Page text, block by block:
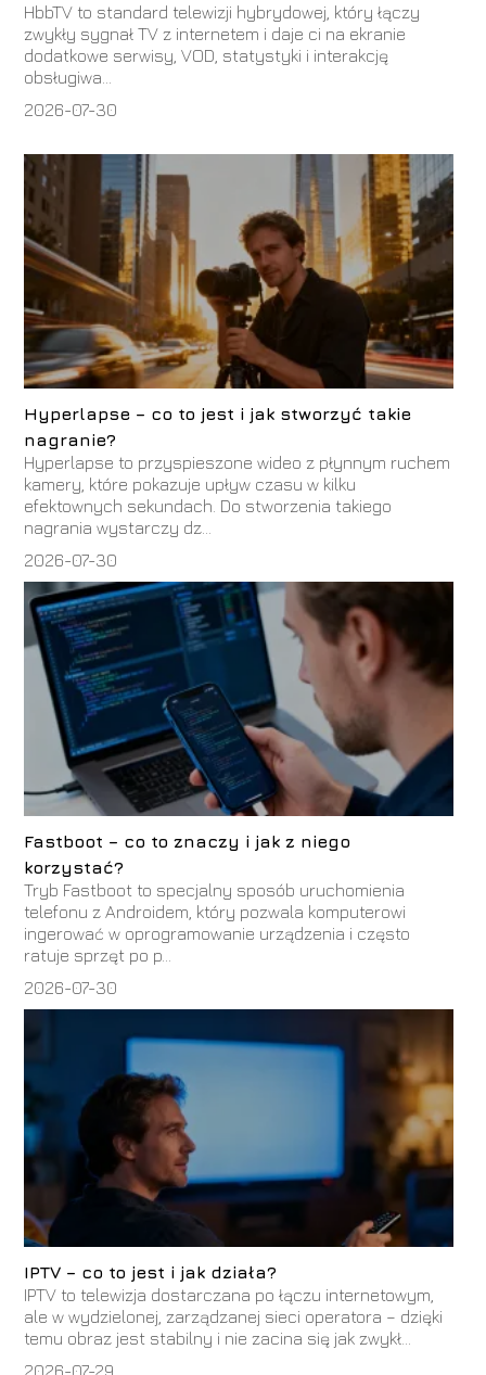
HbbTV to standard telewizji hybrydowej, który łączy
zwykły sygnał TV z internetem i daje ci na ekranie
dodatkowe serwisy, VOD, statystyki i interakcję
obsługiwa...
2026-07-30
Hyperlapse – co to jest i jak stworzyć takie
nagranie?
Hyperlapse to przyspieszone wideo z płynnym ruchem
kamery, które pokazuje upływ czasu w kilku
efektownych sekundach. Do stworzenia takiego
nagrania wystarczy dz...
2026-07-30
Fastboot – co to znaczy i jak z niego
korzystać?
Tryb Fastboot to specjalny sposób uruchomienia
telefonu z Androidem, który pozwala komputerowi
ingerować w oprogramowanie urządzenia i często
ratuje sprzęt po p...
2026-07-30
IPTV – co to jest i jak działa?
IPTV to telewizja dostarczana po łączu internetowym,
ale w wydzielonej, zarządzanej sieci operatora – dzięki
temu obraz jest stabilny i nie zacina się jak zwykł...
2026-07-29